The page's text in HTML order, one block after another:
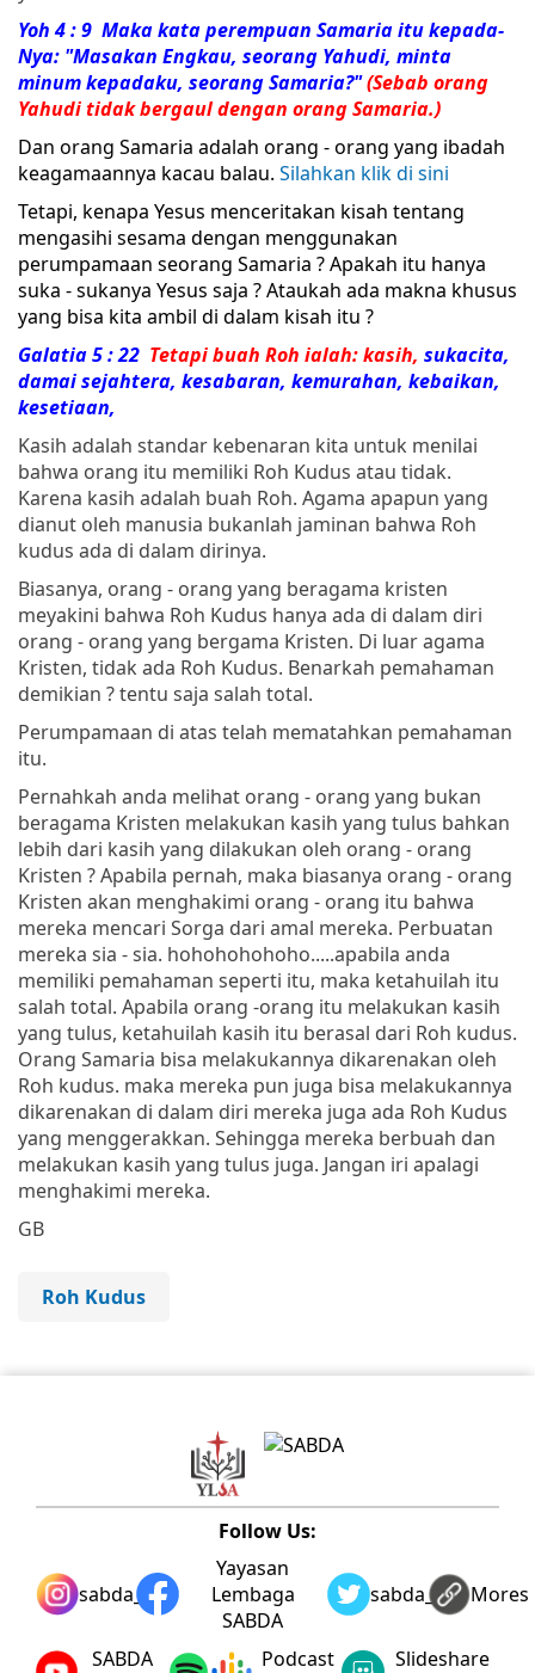
Yoh 4 : 9 Maka kataperempuan Samariaitu kepada-
Nya: "Masakan Engkau, seorang Yahudi, minta
minum kepadaku, seorangSamaria?"(Sebab orang
Yahudi tidak bergaul dengan orangSamaria.)
Dan orang Samaria adalah orang - orang yang ibadah
keagamaannya kacau balau. Silahkan klik di sini
Tetapi, kenapa Yesus menceritakan kisah tentang
mengasihi sesama dengan menggunakan
perumpamaan seorang Samaria ? Apakah itu hanya
suka - sukanya Yesus saja ? Ataukah ada makna khusus
yang bisa kita ambil di dalam kisah itu ?
Galatia 5 : 22 Tetapibuah Roh ialah: kasih, sukacita,
damai sejahtera, kesabaran, kemurahan, kebaikan,
kesetiaan,
Kasih adalah standar kebenaran kita untuk menilai
bahwa orang itu memiliki Roh Kudus atau tidak.
Karena kasih adalah buah Roh. Agama apapun yang
dianut oleh manusia bukanlah jaminan bahwa Roh
kudus ada di dalam dirinya.
Biasanya, orang - orang yang beragama kristen
meyakini bahwa Roh Kudus hanya ada di dalam diri
orang - orang yang bergama Kristen. Di luar agama
Kristen, tidak ada Roh Kudus. Benarkah pemahaman
demikian ? tentu saja salah total.
Perumpamaan di atas telah mematahkan pemahaman
itu.
Pernahkah anda melihat orang - orang yang bukan
beragama Kristen melakukan kasih yang tulus bahkan
lebih dari kasih yang dilakukan oleh orang - orang
Kristen ? Apabila pernah, maka biasanya orang - orang
Kristen akan menghakimi orang - orang itu bahwa
mereka mencari Sorga dari amal mereka. Perbuatan
mereka sia - sia. hohohohohoho.....apabila anda
memiliki pemahaman seperti itu, maka ketahuilah itu
salah total. Apabila orang -orang itu melakukan kasih
yang tulus, ketahuilah kasih itu berasal dari Roh kudus.
Orang Samaria bisa melakukannya dikarenakan oleh
Roh kudus. maka mereka pun juga bisa melakukannya
dikarenakan di dalam diri mereka juga ada Roh Kudus
yang menggerakkan. Sehingga mereka berbuah dan
melakukan kasih yang tulus juga. Jangan iri apalagi
menghakimi mereka.
GB
Roh Kudus
Follow Us:
sabda_ylsa
Yayasan
Lembaga
SABDA
sabda_ylsaMores
SABDA
Podcast
Slideshare